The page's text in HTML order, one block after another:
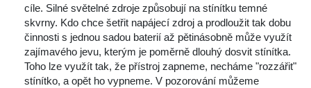
cíle. Silné světelné zdroje způsobují na stínítku temné
kvrny. Kdo chce šetřit napájecí zdroj a prodloužit tak dobu
činnosti s jednou sadou baterií až pětinásobně může využít
zajímavého jevu, kterým je poměrně dlouhý dosvit stínítka.
Toho lze využít tak, že přístroj zapneme, necháme "rozzářit"
tínítko, a opět ho vypneme. V pozorování můžeme